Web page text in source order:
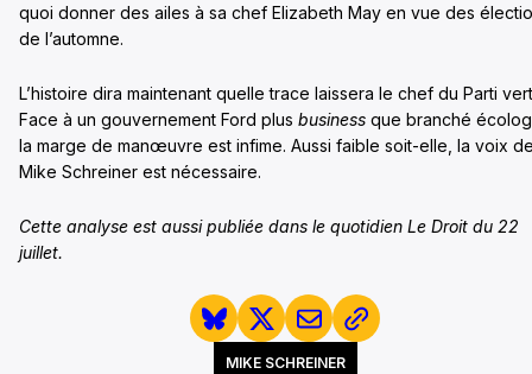
quoi donner des ailes à sa chef Elizabeth May en vue des
de l’automne.
L’histoire dira maintenant quelle trace laissera le chef du Parti
Face à un gouvernement Ford plus business que branché
la marge de manœuvre est infime. Aussi faible soit-elle, la voix
Mike Schreiner est nécessaire.
Cette analyse est aussi publiée dans le quotidien Le Droit du 22
juillet.
MIKE SCHREINER